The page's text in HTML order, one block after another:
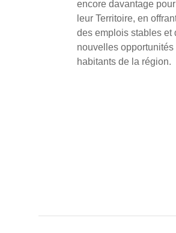
encore davantage pour
leur Territoire, en
des emplois stables et
nouvelles opportunités
habitants de la région.